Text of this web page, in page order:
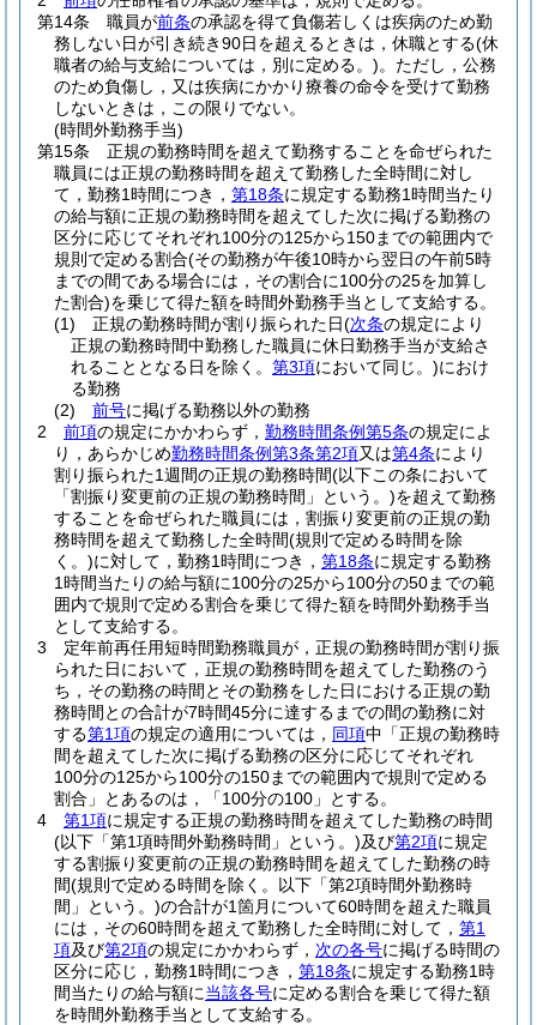
第14条
職員が前条の承認を得て負傷若しくは疾病のため勤
務しない日が引き続き90日を超えるときは，休職とする(休
職者の給与支給については，別に定める。)。 ただし，公務
のため負傷し，又は疾病にかかり療養の命令を受けて勤務
しないときは，この限りでない。
(時間外勤務手当)
第15条
正規の勤務時間を超えて勤務することを命ぜられた
職員には正規の勤務時間を超えて勤務した全時間に対し
て，勤務1時間につき， 第18条に規定する勤務1時間当たり
の給与額に正規の勤務時間を超えてした次に掲げる勤務の
区分に応じてそれぞれ100分の125から150までの範囲内で
規則で定める割合(その勤務が午後10時から翌日の午前5時
までの間である場合には，その割合に100分の25を加算し
た割合)を乗じて得た額を時間外勤務手当として支給する。
(1)
正規の勤務時間が割り振られた日(次条の規定により
正規の勤務時間中勤務した職員に休日勤務手当が支給さ
れることとなる日を除く。 第3項において同じ。)におけ
る勤務
(2)
前号に掲げる勤務以外の勤務
2
前項の規定にかかわらず， 勤務時間条例第5条の規定によ
り，あらかじめ勤務時間条例第3条第2項又は第4条により
割り振られた1週間の正規の勤務時間(以下この条において
「割振り変更前の正規の勤務時間」という。)を超えて勤務
することを命ぜられた職員には，割振り変更前の正規の勤
務時間を超えて勤務した全時間(規則で定める時間を除
く。)に対して，勤務1時間につき， 第18条に規定する勤務
1時間当たりの給与額に100分の25から100分の50までの範
囲内で規則で定める割合を乗じて得た額を時間外勤務手当
として支給する。
3
定年前再任用短時間勤務職員が，正規の勤務時間が割り振
られた日において，正規の勤務時間を超えてした勤務のう
ち，その勤務の時間とその勤務をした日における正規の勤
務時間との合計が7時間45分に達するまでの間の勤務に対
する第1項の規定の適用については， 同項中「正規の勤務時
間を超えてした次に掲げる勤務の区分に応じてそれぞれ
100分の125から100分の150までの範囲内で規則で定める
割合」とあるのは，「100分の100」とする。
4
第1項に規定する正規の勤務時間を超えてした勤務の時間
(以下「第1項時間外勤務時間」という。)及び第2項に規定
する割振り変更前の正規の勤務時間を超えてした勤務の時
間(規則で定める時間を除く。以下「第2項時間外勤務時
間」という。)の合計が1箇月について60時間を超えた職員
には，その60時間を超えて勤務した全時間に対して， 第1
項及び第2項の規定にかかわらず， 次の各号に掲げる時間の
区分に応じ，勤務1時間につき， 第18条に規定する勤務1時
間当たりの給与額に当該各号に定める割合を乗じて得た額
を時間外勤務手当として支給する。